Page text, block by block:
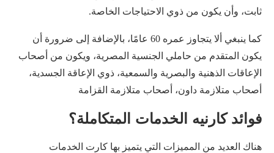
ثابت، وأن يكون من ذوي الاحتياجات الخاصة.
كما ينبغي ألا يتجاوز عمره 60 عامًا، بالإضافة إلى ضرورة أن
يكون المتقدم من حاملي الجنسية المصرية، ويكون من أصحاب
الإعاقات الذهنية والبصرية والسمعية، ذوي الإعاقة الجسدية،
أصحاب متلازمة داون، أصحاب متلازمة القزامة
فوائد كارنيه الخدمات المتكاملة؟
هناك العديد من المميزات التي يتميز بها كارت الخدمات